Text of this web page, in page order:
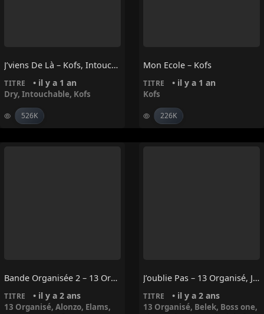
J’viens De Là – Kofs, Intouchable, Dry
TITRE • il y a 1 an
Dry, Intouchable, Kofs
526K
Mon Ecole – Kofs
TITRE • il y a 1 an
Kofs
226K
Bande Organisée 2 – 13 Organisé, Jul, SCH, Kofs, Alonzo, Naps, Soso Maness, Elams, Solda, Houari
TITRE • il y a 2 ans
13 Organisé, Alonzo, Elams,
J’oublie Pas – 13 Organisé, Jul, Kalash L’afro, KOFS, Picrate, SAT, Boss One, El Matador, Belek, Sheïr, Vincenzo, Kenza Farah
TITRE • il y a 2 ans
13 Organisé, Belek, Boss one,